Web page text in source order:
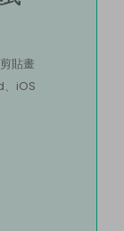
貼畫
iOS